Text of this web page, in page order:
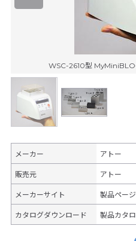
WSC-2610型
メーカー アトー
販売元 アトー
メーカーサイト 製品ページ
カタログダウンロード 製品カタ